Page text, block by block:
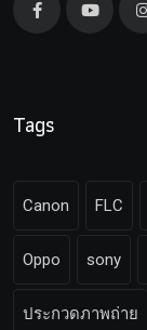
Tags
Canon FLC
Oppo sony
ประกวดภาพถ่าย